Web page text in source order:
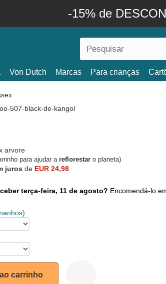
-15% de
Von Dutch Marcas Para crianças
arvore
para ajudar a reflorestar o planeta)
juros de EUR 24,98
terça-feira, 11 de agosto? Encomendá-lo
carrinho